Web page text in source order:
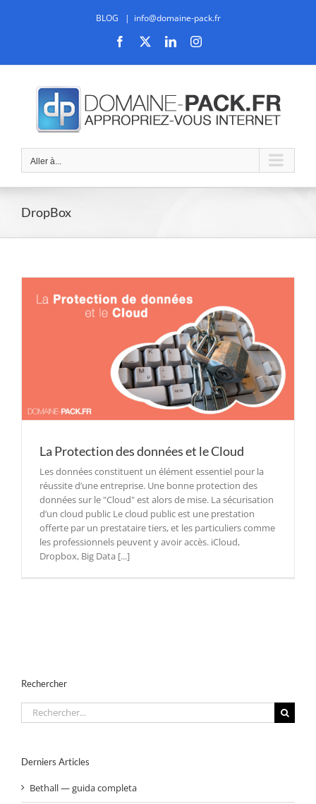
BLOG | info@domaine-pack.fr
Facebook LinkedInInstagram
Aller à...
DropBox
La Protection des données et le Cloud
Les données constituent un élément essentiel pour la
réussite d’une entreprise. Une bonne protection des
données sur le "Cloud" est alors de mise. La sécurisation
d’un cloud public Le cloud public est une prestation
offerte par un prestataire tiers, et les particuliers comme
les professionnels peuvent y avoir accès. iCloud,
Dropbox, Big Data [...]
Rechercher
Rechercher:
Derniers Articles
Bethall — guida completa